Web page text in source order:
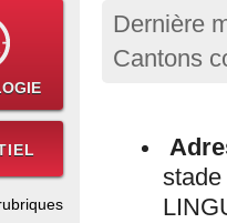
Dernière
Cantons